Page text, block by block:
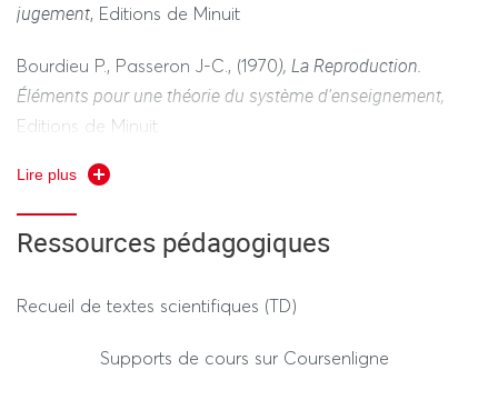
jugement, Editions de Minuit
Bourdieu P., Passeron J-C., (1970), La Reproduction.
Éléments pour une théorie du système d'enseignement,
Editions de Minuit
Davisse A., Louveau C. (1998),
différence des sexes, féminin, masculin et activités
physiques , Paris,
Sociologie de l’école
Lire plus
Ressources pédagogiques
Recueil de textes scientifiques (TD)
Supports de cours sur Coursenligne